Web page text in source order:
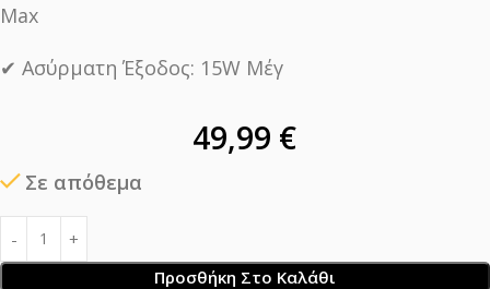
Max
✔︎ Ασύρματη Έξοδος: 15W Μέγ
49,99 €
Σε απόθεμα
Προσθήκη Στο Καλάθι